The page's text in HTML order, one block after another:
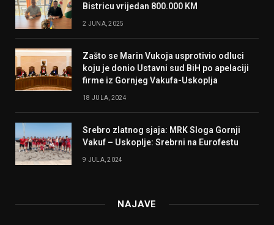
Bistricu vrijedan 800.000 KM
2 JUNA, 2025
Zašto se Marin Vukoja usprotivio odluci
koju je donio Ustavni sud BiH po apelaciji
firme iz Gornjeg Vakufa-Uskoplja
18 JULA, 2024
Srebro zlatnog sjaja: MRK Sloga Gornji
Vakuf – Uskoplje: Srebrni na Eurofestu
9 JULA, 2024
NAJAVE